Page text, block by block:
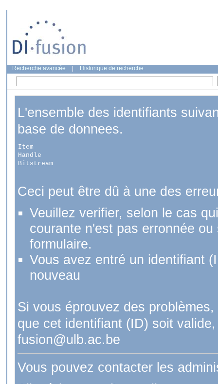
Recherche avancée Historique de recherche
L'ensemble des identifiants
base de donnees.
Item
Handle
Bitstream
Ceci peut être dû à une des
Veuillez verifier, selon le cas
courante n'est pas erronnée
formulaire.
Vous avez entré un identifiant
nouveau
Si vous éprouvez des
que cet identifiant (ID) soit
fusion@ulb.ac.be
Vous pouvez contacter les